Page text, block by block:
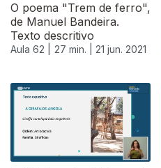
O poema "Trem de ferro",
de Manuel Bandeira.
Texto descritivo
Aula 62 | 27 min. | 21 jun. 2021